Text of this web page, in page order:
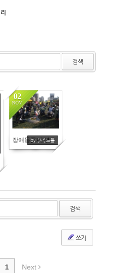
검색
장애등급제,부...
02
NOV
by (사)노들
검색
쓰기
1 Next